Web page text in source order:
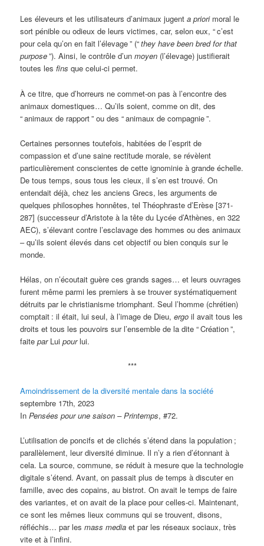
Les éleveurs et les utilisateurs d’animaux jugenta priorimoral le
sort pénible ou odieux de leurs victimes, car, selon eux, “c’est
pour cela qu’on en fait l’élevage” (“they have been bred for that
purpose”). Ainsi, le contrôle d’unmoyen (l’élevage) justifierait
toutes lesfins que celui-ci permet.
À ce titre, que d’horreurs ne commet-on pas à l’encontre des
animaux domestiques… Qu’ils soient, comme on dit, des
“animaux de rapport” ou des “animaux de compagnie”.
Certaines personnes toutefois, habitées de l’esprit de
compassion et d’une saine rectitude morale, se révèlent
particulièrement conscientes de cette ignominie à grande échelle.
De tous temps, sous tous les cieux, il s’en est trouvé. On
entendait déjà, chez les anciens Grecs, les arguments de
quelques philosophes honnêtes, tel Théophraste d’Erèse [371-
287] (successeur d’Aristote à la tête du Lycée d’Athènes, en 322
AEC), s’élevant contre l’esclavage des hommes ou des animaux
– qu’ils soient élevés dans cet objectif ou bien conquis sur le
monde.
Hélas, on n’écoutait guère ces grands sages… et leurs ouvrages
furent même parmi les premiers à se trouver systématiquement
détruits par le christianisme triomphant. Seul l’homme (chrétien)
comptait : il était, lui seul, à l’image de Dieu,ergo il avait tous les
droits et tous les pouvoirs sur l’ensemble de la dite “Création”,
faiteparLuipourlui.
***
Amoindrissement de la diversité mentale dans la société
septembre 17th, 2023
InPensées pour une saison – Printemps, #72.
L’utilisation de poncifs et de clichés s’étend dans la population ;
parallèlement, leur diversité diminue. Il n’y a rien d’étonnant à
cela. La source, commune, se réduit à mesure que la technologie
digitale s’étend. Avant, on passait plus de temps à discuter en
famille, avec des copains, au bistrot. On avait le temps de faire
des variantes, et on avait de la place pour celles-ci. Maintenant,
ce sont les mêmes lieux communs qui se trouvent, disons,
réfléchis… par lesmass media et par les réseaux sociaux, très
vite et à l’infini.